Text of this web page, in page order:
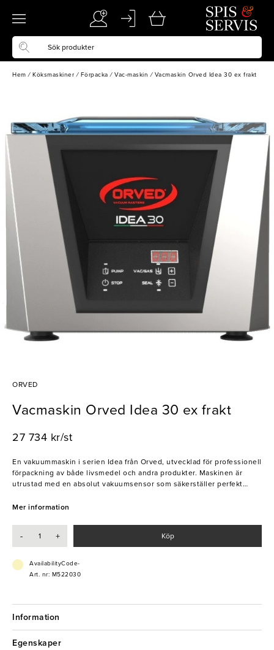
Hem / Köksmaskiner / Förpacka / Vac-maskin / Vacmaskin Orved Idea 30 ex frakt
ORVED
Vacmaskin Orved Idea 30 ex frakt
27 734 kr/st
En vakuummaskin i serien Idea från Orved, utvecklad för professionell
förpackning av både livsmedel och andra produkter. Maskinen är
utrustad med en absolut vakuumsensor som säkerställer perfekt
rundade stålkantar som gör rengöringen snabb och smidig, samtidigt
erbjuder programmerbar vakuumprocess med flera lagringslägen,
även hantera multipelförsegling av överlappande påsar tack vare
kraftig svetsning.
- Hydroformad kammare med rundade stålkanter för enkel rengöring
- Digital kontrollpanel med minne för flera program
Mer information
- + Köp
AvailabilityCode-
Art. nr: M522030
Information
Egenskaper